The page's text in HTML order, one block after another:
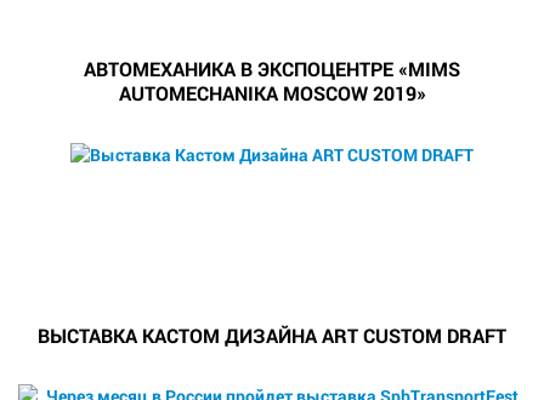
АВТОМЕХАНИКА В ЭКСПОЦЕНТРЕ «MIMS
AUTOMECHANIKA MOSCOW 2019»
ВЫСТАВКА КАСТОМ ДИЗАЙНА ART CUSTOM DRAFT